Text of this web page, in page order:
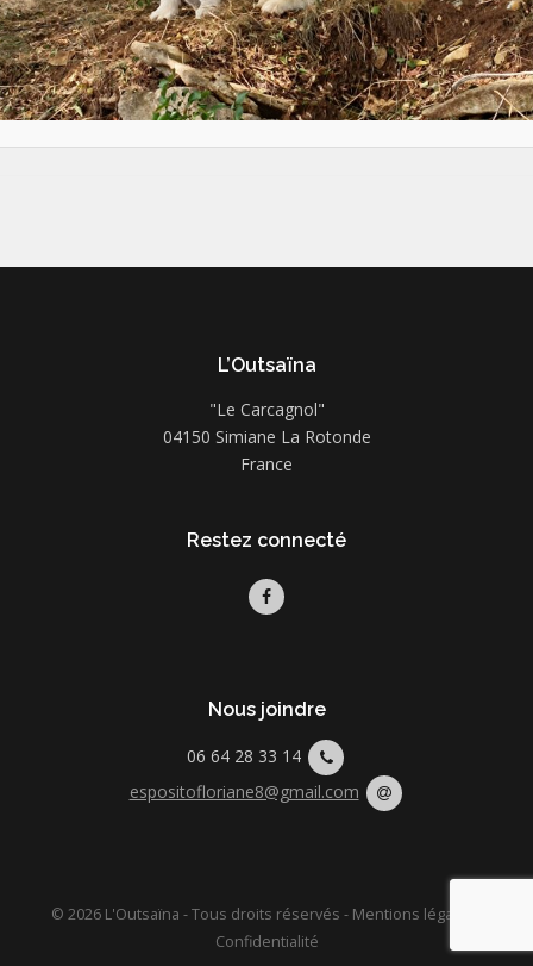
L’Outsaïna
"Le Carcagnol"
04150 Simiane La Rotonde
France
Restez connecté
Nous joindre
06 64 28 33 14
espositofloriane8@gmail.com
© 2026 L'Outsaïna - Tous droits réservés - Mentions légales
Confidentialité